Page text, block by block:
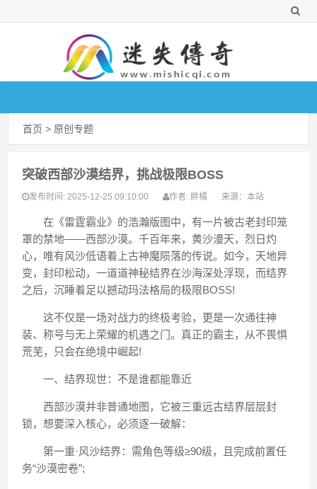
首页 > 原创专题
突破西部沙漠结界，挑战极限BOSS
发布时间: 2025-12-25 09:10:00 作者: 胖橘 来源：本站
在《雷霆霸业》的浩瀚版图中，有一片被古老封印笼
罩的禁地——西部沙漠。千百年来，黄沙漫天，烈日灼
心，唯有风沙低语着上古神魔陨落的传说。如今，天地异
变，封印松动，一道道神秘结界在沙海深处浮现，而结界
之后，沉睡着足以撼动玛法格局的极限BOSS!
这不仅是一场对战力的终极考验，更是一次通往神
装、称号与无上荣耀的机遇之门。真正的霸主，从不畏惧
荒芜，只会在绝境中崛起!
一、结界现世：不是谁都能靠近
西部沙漠并非普通地图，它被三重远古结界层层封
锁，想要深入核心，必须逐一破解：
第一重·风沙结界：需角色等级≥90级，且完成前置任
务“沙漠密卷”;